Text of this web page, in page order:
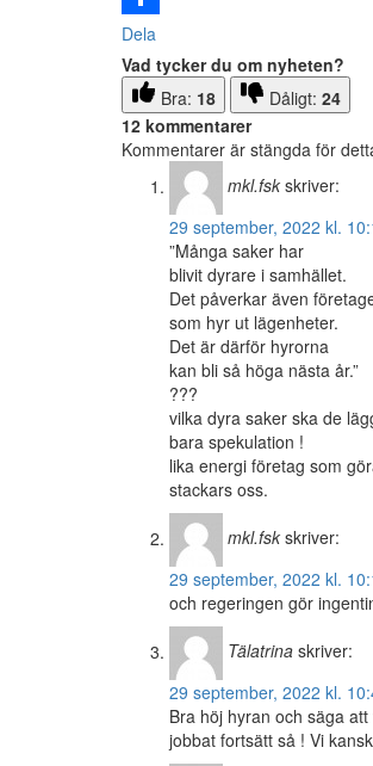
Dela
Vad tycker du om nyheten?
Bra: 18 Dåligt: 24
12 kommentarer
Kommentarer är stängda för
mkl.fsk skriver:
29 september, 2022 kl.
”Många saker har
blivit dyrare i samhället.
Det påverkar även
som hyr ut lägenheter.
Det är därför hyrorna
kan bli så höga nästa år.”
???
vilka dyra saker ska de
bara spekulation !
lika energi företag som
stackars oss.
mkl.fsk skriver:
29 september, 2022 kl.
och regeringen gör
Tälatrina skriver:
29 september, 2022 kl.
Bra höj hyran och säga
jobbat fortsätt så ! Vi